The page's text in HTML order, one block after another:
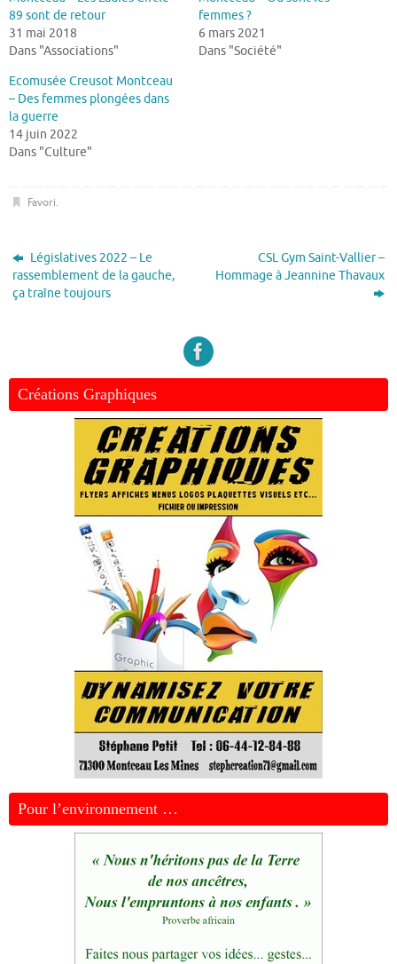
89 sont de retour
31 mai 2018
Dans "Associations"
femmes ?
6 mars 2021
Dans "Société"
Ecomusée Creusot Montceau
– Des femmes plongées dans
la guerre
14 juin 2022
Dans "Culture"
Favori.
Législatives 2022 – Le
rassemblement de la gauche,
ça traîne toujours
CSL Gym Saint-Vallier –
Hommage à Jeannine Thavaux
Créations Graphiques
Pour l’environnement …